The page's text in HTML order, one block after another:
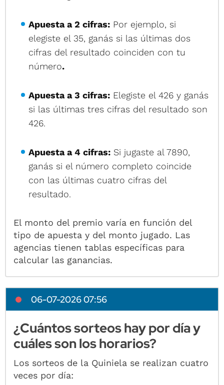
Apuesta a 2 cifras: Por ejemplo, si
elegiste el 35, ganás si las últimas dos
cifras del resultado coinciden con tu
número.
Apuesta a 3 cifras: Elegiste el 426 y ganás
si las últimas tres cifras del resultado son
426.
Apuesta a 4 cifras: Si jugaste al 7890,
ganás si el número completo coincide
con las últimas cuatro cifras del
resultado.
El monto del premio varía en función del
tipo de apuesta y del monto jugado. Las
agencias tienen tablas específicas para
calcular las ganancias.
06-07-2026 07:56
¿Cuántos sorteos hay por día y
cuáles son los horarios?
Los sorteos de la Quiniela se realizan cuatro
veces por día: